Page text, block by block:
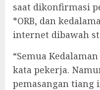
saat dikonfirmasi
*ORB, dan
internet dibawah
“Semua
kata pekerja.
pemasangan